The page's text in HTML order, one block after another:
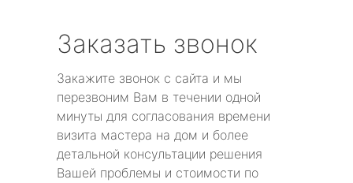
Заказать звонок
Закажите звонок с сайта и мы
перезвоним Вам в течении одной
минуты для согласования времени
визита мастера на дом и более
детальной консультации решения
Вашей проблемы и стоимости по